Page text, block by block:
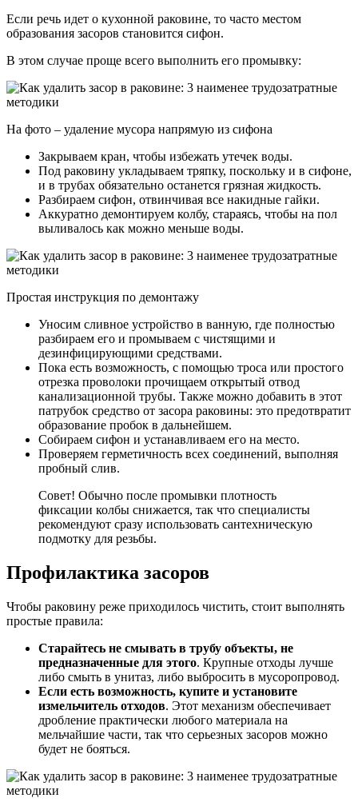
Если речь идет о кухонной раковине, то часто местом
образования засоров становится сифон.
В этом случае проще всего выполнить его промывку:
На фото – удаление мусора напрямую из сифона
Закрываем кран, чтобы избежать утечек воды.
Под раковину укладываем тряпку, поскольку и в сифоне,
и в трубах обязательно останется грязная жидкость.
Разбираем сифон, отвинчивая все накидные гайки.
Аккуратно демонтируем колбу, стараясь, чтобы на пол
выливалось как можно меньше воды.
Простая инструкция по демонтажу
Уносим сливное устройство в ванную, где полностью
разбираем его и промываем с чистящими и
дезинфицирующими средствами.
Пока есть возможность, с помощью троса или простого
отрезка проволоки прочищаем открытый отвод
канализационной трубы. Также можно добавить в этот
патрубок средство от засора раковины: это предотвратит
образование пробок в дальнейшем.
Собираем сифон и устанавливаем его на место.
Проверяем герметичность всех соединений, выполняя
пробный слив.
Совет! Обычно после промывки плотность
фиксации колбы снижается, так что специалисты
рекомендуют сразу использовать сантехническую
подмотку для резьбы.
Профилактика засоров
Чтобы раковину реже приходилось чистить, стоит выполнять
простые правила:
Старайтесь не смывать в трубу объекты, не
предназначенные для этого. Крупные отходы лучше
либо смыть в унитаз, либо выбросить в мусоропровод.
Если есть возможность, купите и установите
измельчитель отходов. Этот механизм обеспечивает
дробление практически любого материала на
мельчайшие части, так что серьезных засоров можно
будет не бояться.